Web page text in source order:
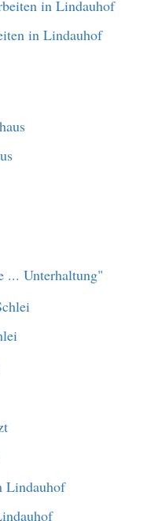
in Lindauhof
... Unterhaltung"